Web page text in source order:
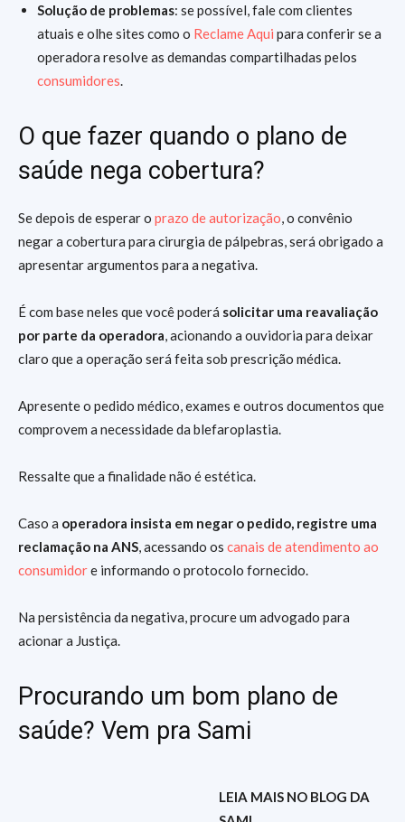
Solução de problemas: se possível, fale com clientes
atuais e olhe sites como o Reclame Aqui para conferir se a
operadora resolve as demandas compartilhadas pelos
consumidores.
O que fazer quando o plano de
saúde nega cobertura?
Se depois de esperar o prazo de autorização, o convênio
negar a cobertura para cirurgia de pálpebras, será obrigado a
apresentar argumentos para a negativa.
É com base neles que você poderá solicitar uma reavaliação
por parte da operadora, acionando a ouvidoria para deixar
claro que a operação será feita sob prescrição médica.
Apresente o pedido médico, exames e outros documentos que
comprovem a necessidade da blefaroplastia.
Ressalte que a finalidade não é estética.
Caso a operadora insista em negar o pedido, registre uma
reclamação na ANS, acessando os canais de atendimento ao
consumidore informando o protocolo fornecido.
Na persistência da negativa, procure um advogado para
acionar a Justiça.
Procurando um bom plano de
saúde? Vem pra Sami
LEIA MAIS NO BLOG DA